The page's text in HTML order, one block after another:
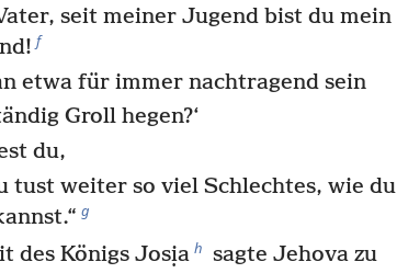
seit meiner Jugend bist du mein
f
etwa für immer nachtragend sein
Groll hegen?‘
du,
tust weiter so viel Schlechtes, wie du
g
des Königs Josịa h sagte Jehova zu